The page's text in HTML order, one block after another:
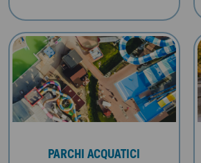
PARCHI ACQUATICI